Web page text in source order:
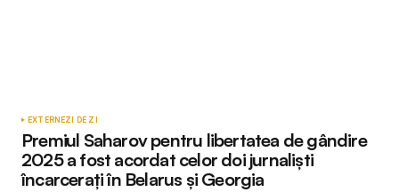
EXTERNEZI DE ZI
Premiul Saharov pentru libertatea de gândire
2025 a fost acordat celor doi jurnaliști
încarcerați în Belarus și Georgia